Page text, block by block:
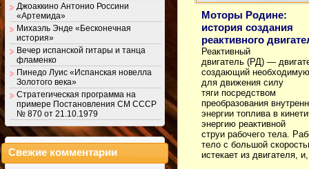
Моторы Родине:
история создания
реактивного
Реактивный
двигатель (РД) —
создающий необходимую
для движения силу
тяги посредством
преобразования
энергии топлива в
энергию реактивной
струи рабочего тела.
тело с большой
истекает из двигателя,
Джоаккино Антонио Россини
«Артемида»
Михаэль Энде «Бесконечная
история»
Вечер испанской гитары и танца
фламенко
Пинедо Луис «Испанская новелла
Золотого века»
Стратегическая программа на
примере Постановления СМ СССР
№ 870 от 21.10.1979
Свежие комментарии